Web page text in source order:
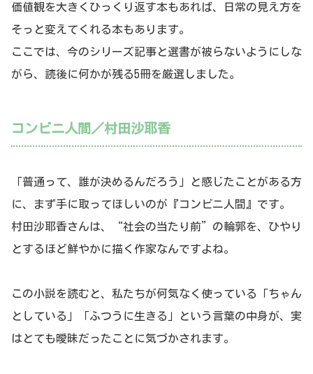
価値観を大きくひっくり返す本もあれば、日常の見え方を
そっと変えてくれる本もあります。
ここでは、今のシリーズ記事と選書が被らないようにしな
がら、読後に何かが残る5冊を厳選しました。
コンビニ人間／村田沙耶香
「普通って、誰が決めるんだろう」と感じたことがある方
に、まず手に取ってほしいのが『コンビニ人間』です。
村田沙耶香さんは、“社会の当たり前”の輪郭を、ひやり
とするほど鮮やかに描く作家なんですよね。
この小説を読むと、私たちが何気なく使っている「ちゃん
としている」「ふつうに生きる」という言葉の中身が、実
はとても曖昧だったことに気づかされます。